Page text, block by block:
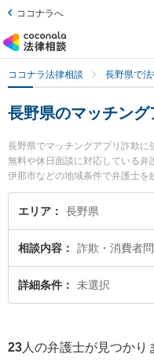
ココナラへ
ココナラ法律相談 長野県で
長野県のマッチン
長野県でマッチングアプリ詐欺
無料や休日面談に対応している弁
伊那市などの地域条件で弁護士を
投資詐欺や副業詐欺、FX詐欺等
す。特に唐澤洋祐法律事務所の
間に発生したマッチングアプリ
い』『マッチングアプリ詐欺の
したい』『初回相談無料でマッ
エリア 長野県
相談内容 詐欺・消費者
詳細条件 未選択
23 人の弁護士が見つかり